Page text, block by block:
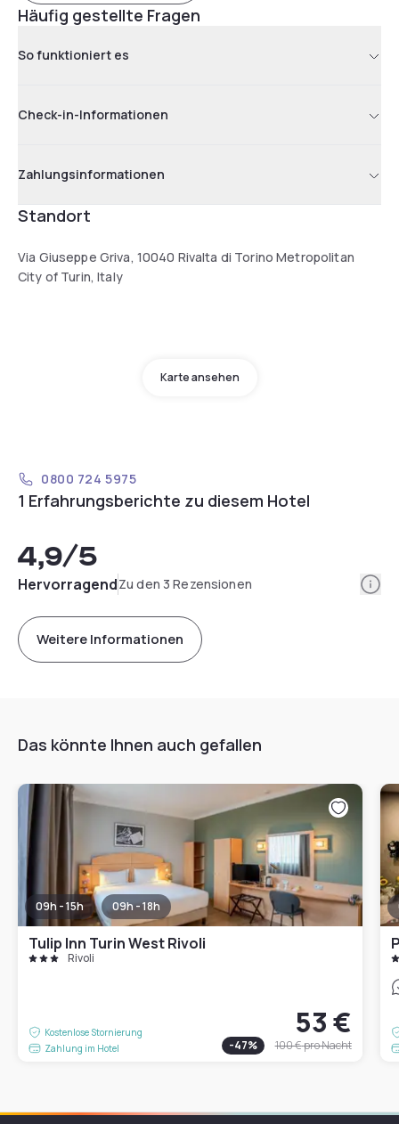
Häufig gestellte Fragen
So funktioniert es
Check-in-Informationen
Zahlungsinformationen
Standort
Via Giuseppe Griva, 10040 Rivalta di Torino Metropolitan
City of Turin, Italy
Karte ansehen
0800 724 5975
1 Erfahrungsberichte zu diesem Hotel
4,9/5
HervorragendZu den 3 Rezensionen
Weitere Informationen
Das könnte Ihnen auch gefallen
09h - 15h 09h - 18h
Tulip Inn Turin West Rivoli
Rivoli
Kostenlose Stornierung
Zahlung im Hotel
53 €
-47% 100 €pro Nacht